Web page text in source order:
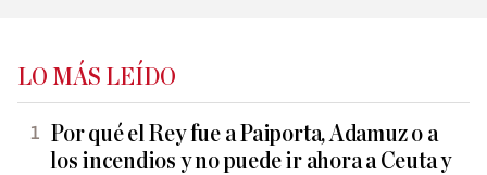
LO MÁS LEÍDO
Por qué el Rey fue a Paiporta, Adamuz o a
los incendios y no puede ir ahora a Ceuta y